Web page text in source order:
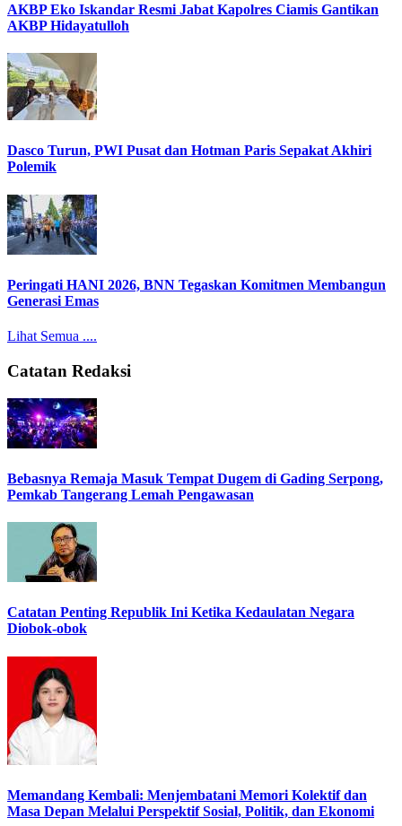
AKBP Eko Iskandar Resmi Jabat Kapolres Ciamis Gantikan
AKBP Hidayatulloh
Dasco Turun, PWI Pusat dan Hotman Paris Sepakat Akhiri
Polemik
Peringati HANI 2026, BNN Tegaskan Komitmen Membangun
Generasi Emas
Lihat Semua ....
Catatan Redaksi
Bebasnya Remaja Masuk Tempat Dugem di Gading Serpong,
Pemkab Tangerang Lemah Pengawasan
Catatan Penting Republik Ini Ketika Kedaulatan Negara
Diobok-obok
Memandang Kembali: Menjembatani Memori Kolektif dan
Masa Depan Melalui Perspektif Sosial, Politik, dan Ekonomi